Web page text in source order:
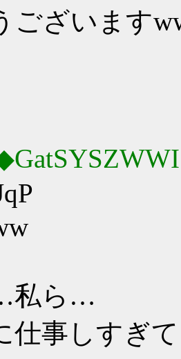
ございます
私ら…
仕事しすぎ